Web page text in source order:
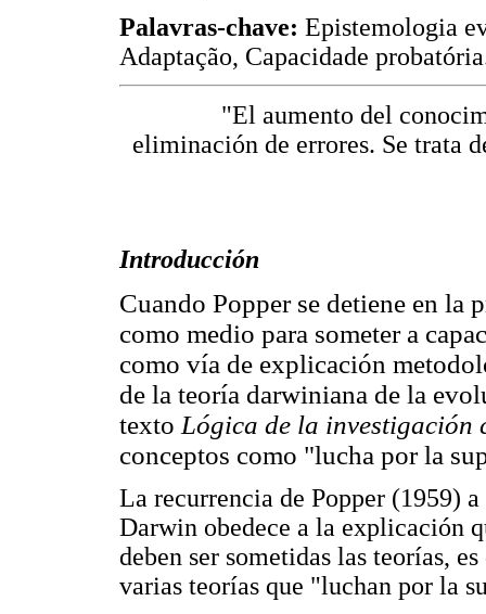
Palavras-chave: Epistemologia
Adaptação, Capacidade
"El aumento del
eliminación de errores. Se trata
Introducción
Cuando Popper se detiene en la
como medio para someter a
como vía de explicación
de la teoría darwiniana de la
texto Lógica de la
conceptos como "lucha por la
La recurrencia de Popper (1959)
Darwin obedece a la explicación
deben ser sometidas las teorías,
varias teorías que "luchan por la